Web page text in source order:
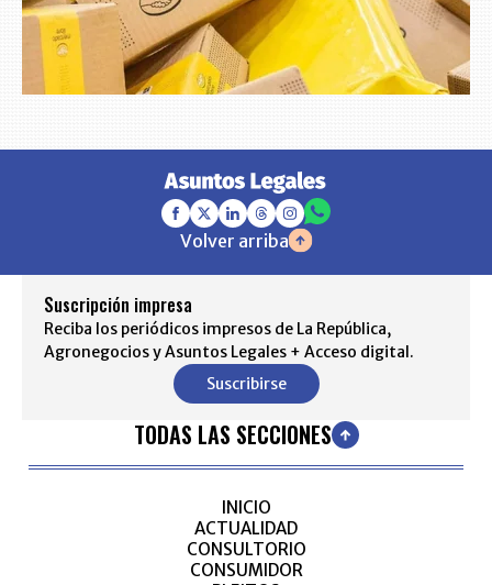
Volver arriba
Suscripción impresa
Reciba los periódicos impresos de La República,
Agronegocios y Asuntos Legales + Acceso digital.
Suscribirse
TODAS LAS SECCIONES
INICIO
ACTUALIDAD
CONSULTORIO
CONSUMIDOR